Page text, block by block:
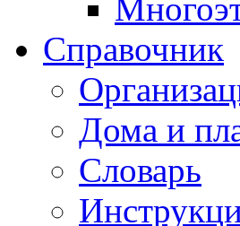
Справочник
Дома и
Словарь